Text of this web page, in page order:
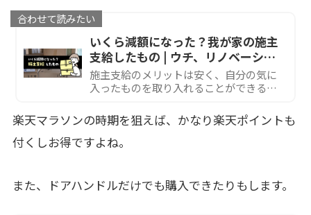
いくら減額になった？我が家の施主
支給したもの | ウチ、リノベーショ
ンしました！
施主支給のメリットは安く、自分の気に
入ったものを取り入れることができるこ
給したものを紹介します。
合わせて読みたい
楽天マラソンの時期を狙えば、かなり楽天ポイントも
付くしお得ですよね。
また、ドアハンドルだけでも購入できたりもします。